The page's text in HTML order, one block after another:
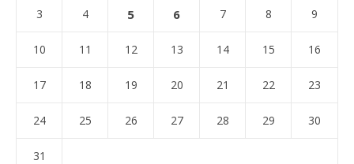
3 4 5 6 7 8 9
10 11 12 13 14 15 16
17 18 19 20 21 22 23
24 25 26 27 28 29 30
31